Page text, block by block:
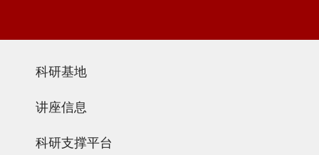
科研基地
讲座信息
科研支撑平台